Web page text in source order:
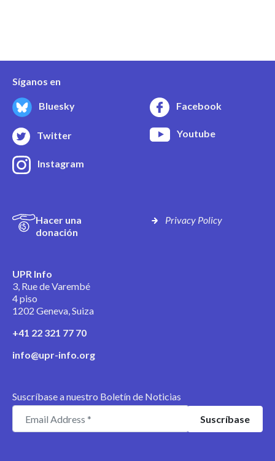
Síganos en
Bluesky Facebook
Twitter Youtube
Instagram
Hacer una
donación
Privacy Policy
UPR Info
3, Rue de Varembé
4 piso
1202 Geneva, Suiza
+41 22 321 77 70
info@upr-info.org
Suscríbase a nuestro Boletín de Noticias